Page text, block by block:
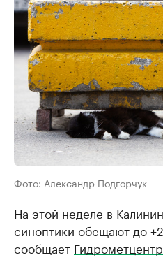
Фото: Александр Подгорчук
На этой неделе в
синоптики обещают до
сообщает